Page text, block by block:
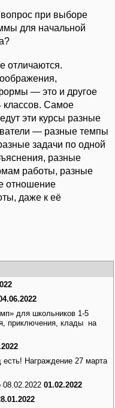
при выборе
для начальной
отличаются.
— это и другое
классов. Самое
эти курсы разные
— разные темпы
задачи по одной
разные
работы, разные
отношение
даже к её
для школьников 1-5
приключения, клады на
Награждение 27 марта
01.02.2022